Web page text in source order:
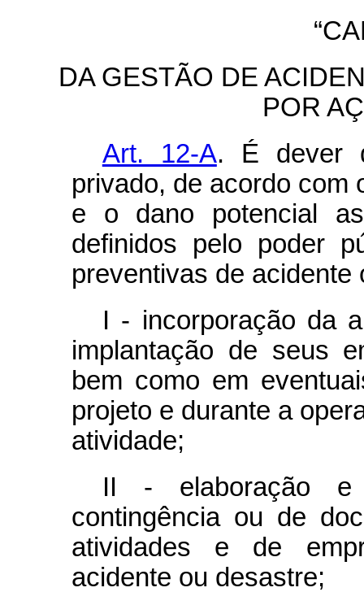
DA GESTÃO DE
POR
Art. 12-A. É dever
privado, de acordo com
e o dano potencial
definidos pelo poder
preventivas de acidente
I - incorporação da
implantação de seus
bem como em
projeto e durante a
atividade;
II - elaboração e
contingência ou de
atividades e de
acidente ou desastre;